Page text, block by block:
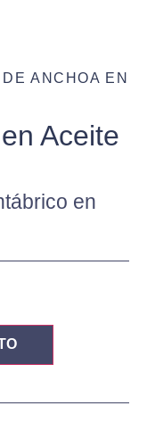
ANCHOA EN
Aceite
en